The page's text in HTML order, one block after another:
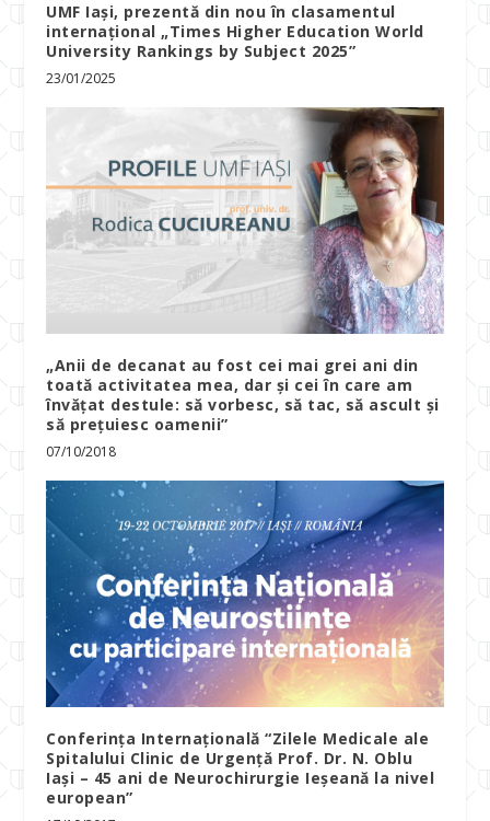
UMF Iași, prezentă din nou în clasamentul
internațional „Times Higher Education World
University Rankings by Subject 2025”
23/01/2025
„Anii de decanat au fost cei mai grei ani din
toată activitatea mea, dar și cei în care am
învățat destule: să vorbesc, să tac, să ascult și
să prețuiesc oamenii”
07/10/2018
Conferința Internațională “Zilele Medicale ale
Spitalului Clinic de Urgență Prof. Dr. N. Oblu
Iași – 45 ani de Neurochirurgie Ieșeană la nivel
european”